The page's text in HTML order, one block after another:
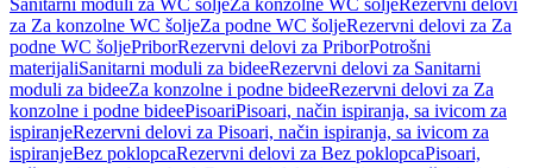
Sanitarni moduli za WC šoljeZa konzolne WC šoljeRezervni delovi
za Za konzolne WC šoljeZa podne WC šoljeRezervni delovi za Za
podne WC šoljePriborRezervni delovi za PriborPotrošni
materijaliSanitarni moduli za bideeRezervni delovi za Sanitarni
moduli za bideeZa konzolne i podne bideeRezervni delovi za Za
konzolne i podne bideePisoariPisoari, način ispiranja, sa ivicom za
ispiranjeRezervni delovi za Pisoari, način ispiranja, sa ivicom za
ispiranjeBez poklopcaRezervni delovi za Bez poklopcaPisoari,